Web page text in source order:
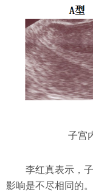
子宫
李红真表示，
影响是不尽相同的